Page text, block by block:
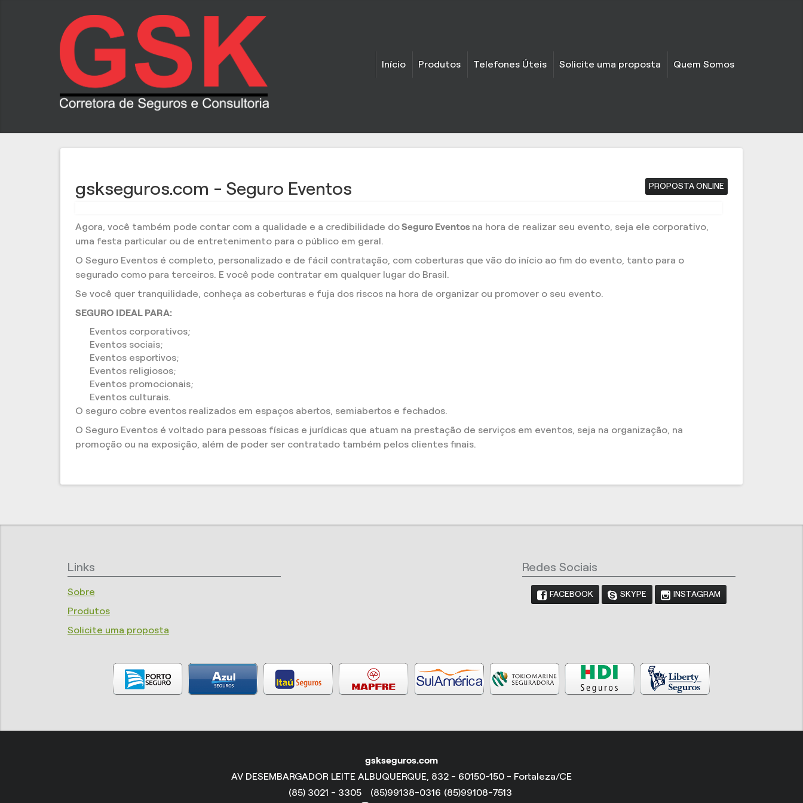
Início Produtos Telefones Úteis Solicite uma proposta Quem Somos
PROPOSTA ONLINE
gskseguros.com - Seguro Eventos
Agora, você também pode contar com a qualidade e a credibilidade doSeguro Eventos na hora de realizar seu evento, seja ele corporativo,
uma festa particular ou de entretenimento para o público em geral.
O Seguro Eventos é completo, personalizado e de fácil contratação, com coberturas que vão do início ao fim do evento, tanto para o
segurado como para terceiros. E você pode contratar em qualquer lugar do Brasil.
Se você quer tranquilidade, conheça as coberturas e fuja dos riscos na hora de organizar ou promover o seu evento.
SEGURO IDEAL PARA:
Eventos corporativos;
Eventos sociais;
Eventos esportivos;
Eventos religiosos;
Eventos promocionais;
Eventos culturais.
O seguro cobre eventos realizados em espaços abertos, semiabertos e fechados.
O Seguro Eventos é voltado para pessoas físicas e jurídicas que atuam na prestação de serviços em eventos, seja na organização, na
promoção ou na exposição, além de poder ser contratado também pelos clientes finais.
Links
Sobre
Produtos
Solicite uma proposta
Redes Sociais
FACEBOOK SKYPE INSTAGRAM
gskseguros.com
AV DESEMBARGADOR LEITE ALBUQUERQUE, 832 - 60150-150 - Fortaleza/CE
(85) 3021 - 3305
(85)99138-0316 (85)99108-7513